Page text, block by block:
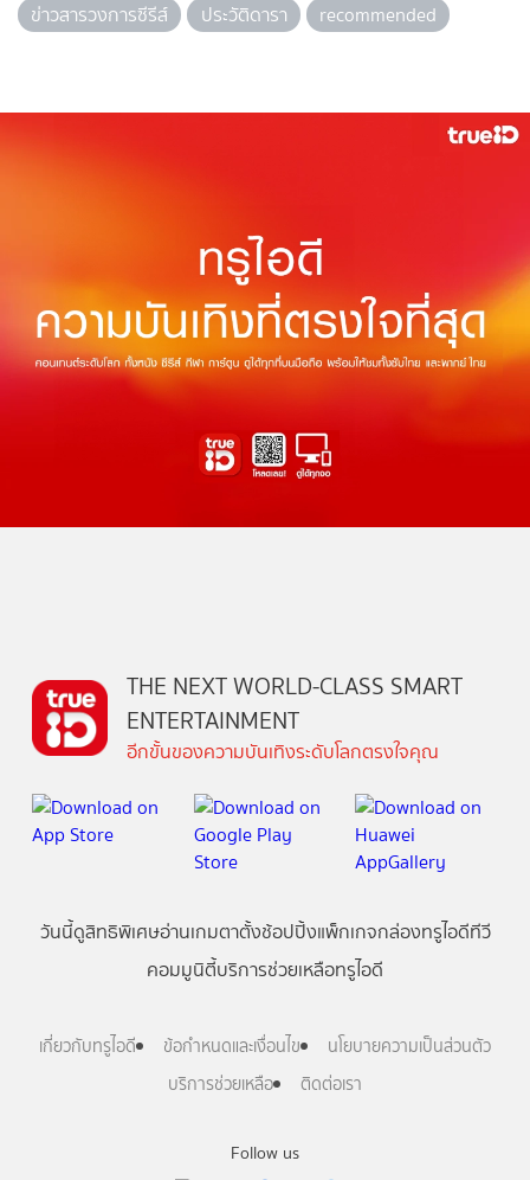
ข่าวสารวงการซีรีส์
ประวัติดารา recommended
Follow us
THE NEXT WORLD-CLASS SMART
ENTERTAINMENT
อีกขั้นของความบันเทิงระดับโลกตรงใจคุณ
วันนี้ดูสิทธิพิเศษอ่านเกมตาตั้งช้อปปิ้งแพ็กเกจกล่องทรูไอดีทีวี
คอมมูนิตี้บริการช่วยเหลือทรูไอดี
เกี่ยวกับทรูไอดี ข้อกำหนดและเงื่อนไข
นโยบายความเป็นส่วนตัว
บริการช่วยเหลือ
ติดต่อเรา